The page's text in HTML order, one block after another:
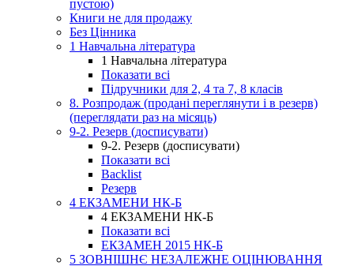
пустою)
Книги не для продажу
Без Цінника
1 Навчальна література
1 Навчальна література
Показати всі
Підручники для 2, 4 та 7, 8 класів
8. Розпродаж (продані переглянути і в резерв)
(переглядати раз на місяць)
9-2. Резерв (досписувати)
9-2. Резерв (досписувати)
Показати всі
Backlist
Резерв
4 ЕКЗАМЕНИ НК-Б
4 ЕКЗАМЕНИ НК-Б
Показати всі
ЕКЗАМЕН 2015 НК-Б
5 ЗОВНІШНЄ НЕЗАЛЕЖНЕ ОЦІНЮВАННЯ